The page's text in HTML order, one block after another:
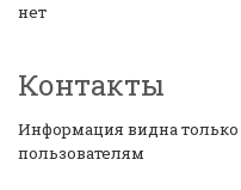
нет
Контакты
Информация видна только
пользователям